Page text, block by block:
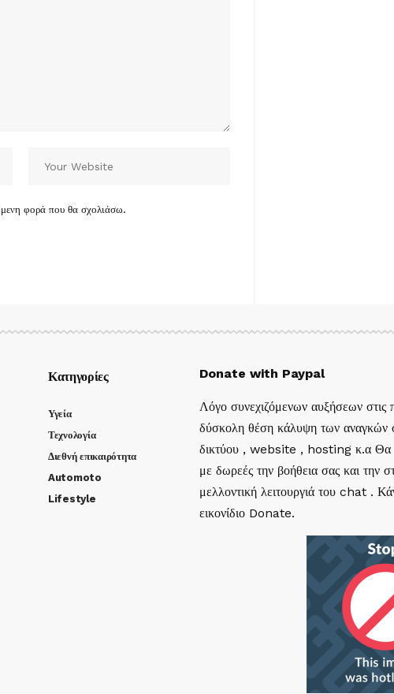
φορά που θα σχολιάσω.
Κατηγορίες
Υγεία
Τεχνολογία
Διεθνή επικαιρότητα
Automoto
Lifestyle
Donate with Paypal
Λόγο συνεχιζόμενων αυξήσεων στις
δύσκολη θέση κάλυψη των αναγκών
δικτύου , website , hosting κ.α Θα
με δωρεές την βοήθεια σας και την
μελλοντική λειτουργιά του chat .
εικονίδιο Donate.